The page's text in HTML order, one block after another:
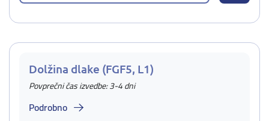
Dolžina dlake (FGF5, L1)
Povprečni čas izvedbe: 3-4 dni
Podrobno